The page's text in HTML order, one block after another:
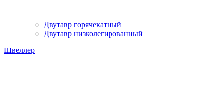
Двутавр горячекатный
Двутавр низколегированный
Швеллер